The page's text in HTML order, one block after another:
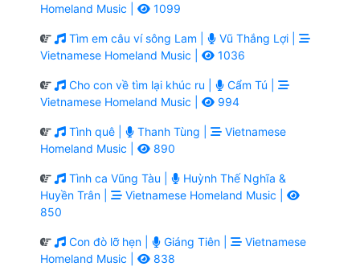
Homeland Music |
1099
Tìm em câu ví sông Lam |
Vũ Thắng Lợi |
Vietnamese Homeland Music |
1036
Cho con về tìm lại khúc ru |
Cẩm Tú |
Vietnamese Homeland Music |
994
Tình quê | Thanh Tùng |
Vietnamese
Homeland Music |
890
Tình ca Vũng Tàu |
Huỳnh Thế Nghĩa &
Huyền Trân |
Vietnamese Homeland Music |
850
Con đò lỡ hẹn | Giáng Tiên |
Vietnamese
Homeland Music |
838